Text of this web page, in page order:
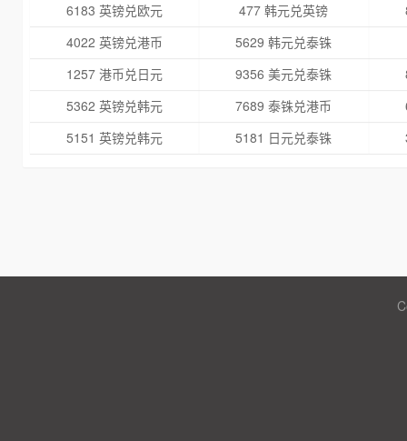
6183 英镑兑欧元 477 韩元兑英镑
4022 英镑兑港币
5629 韩元兑泰铢
1257 港币兑日元
9356 美元兑泰铢
5362 英镑兑韩元
7689 泰铢兑港币
5151 英镑兑韩元
5181 日元兑泰铢